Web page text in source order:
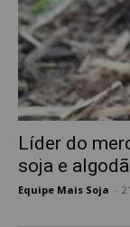
Líder do
soja e
Equipe Mais Soja